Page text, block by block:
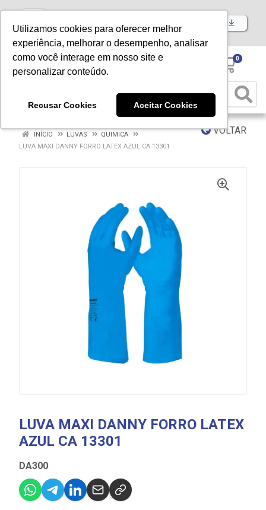
Utilizamos cookies para oferecer melhor
experiência, melhorar o desempenho, analisar
como você interage em nosso site e
personalizar conteúdo.
Recusar Cookies Aceitar Cookies
Baixe já nosso APP
0
VOLTAR
INÍCIO LUVAS
QUIMICA
LUVA MAXI DANNY FORRO LATEX AZUL CA 13301
LUVA MAXI DANNY FORRO LATEX
AZUL CA 13301
DA300